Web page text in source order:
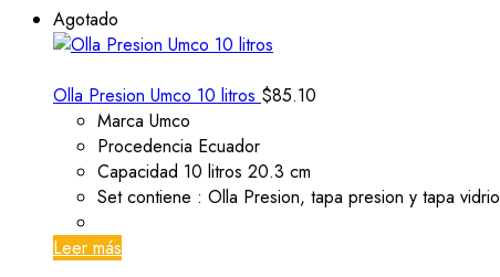
Agotado
Olla Presion Umco 10 litros $85.10
Marca Umco
Procedencia Ecuador
Capacidad 10 litros 20.3 cm
Set contiene : Olla Presion, tapa presion y tapa vidrio
Leer más